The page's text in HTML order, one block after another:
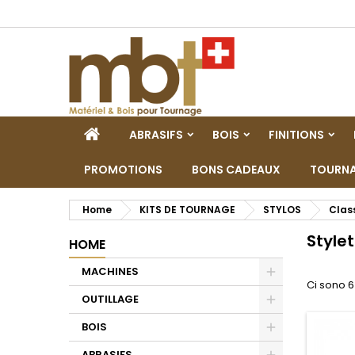
HOMEABRASIFS BOIS FINITIONS
PROMOTIONS BONS CADEAUX
Home KITS DE TOURNAGE STYLOS
HOME
MACHINES
Toggle
OUTILLAGE
BOIS
Ci sono